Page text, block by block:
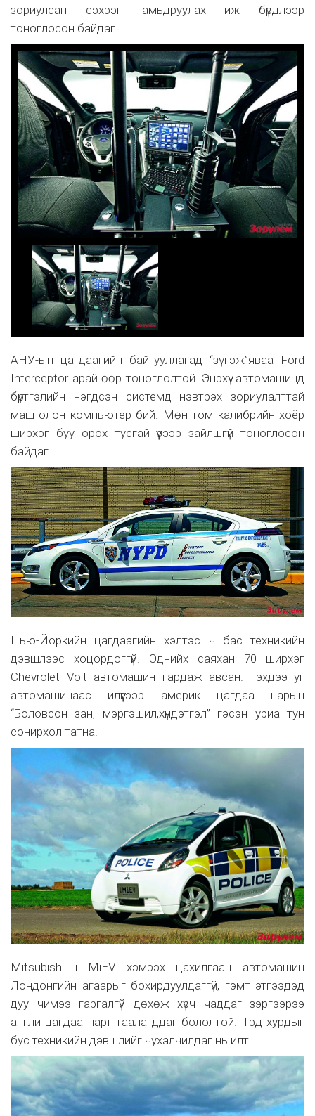
зориулсан сэхээн амьдруулах иж бүрдлээр
тоноглосон байдаг.
АНУ-ын цагдаагийн байгууллагад “зүтгэж”яваа Ford
Interceptor арай өөр тоноглолтой. Энэхүү автомашинд
бүртгэлийн нэгдсэн системд нэвтрэх зориулалттай
маш олон компьютер бий. Мөн том калибрийн хоёр
ширхэг буу орох тусгай үүрээр зайлшгүй тоноглосон
байдаг.
Нью-Йоркийн цагдаагийн хэлтэс ч бас техникийн
дэвшлээс хоцордоггүй. Эднийх саяхан 70 ширхэг
Chevrolet Volt автомашин гардаж авсан. Гэхдээ уг
автомашинаас илүүгээр америк цагдаа нарын
“Боловсон зан, мэргэшил,хүндэтгэл” гэсэн уриа тун
сонирхол татна.
Mitsubishi i MiEV хэмээх цахилгаан автомашин
Лондонгийн агаарыг бохирдуулдаггүй, гэмт этгээдэд
дуу чимээ гаргалгүй дөхөж хүрч чаддаг зэргээрээ
англи цагдаа нарт таалагддаг бололтой. Тэд хурдыг
бус техникийн дэвшлийг чухалчилдаг нь илт!